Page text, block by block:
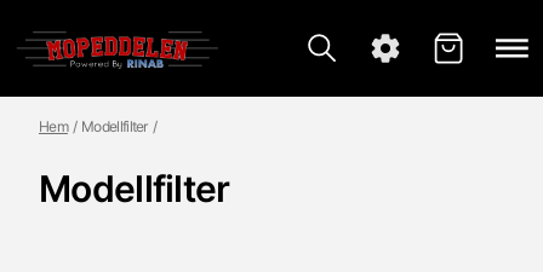
Hem Modellfilter
Modellfilter